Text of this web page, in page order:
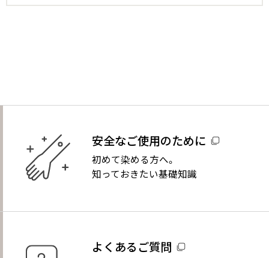
安全なご使用のために
初めて染める方へ。
知っておきたい基礎知識
よくあるご質問